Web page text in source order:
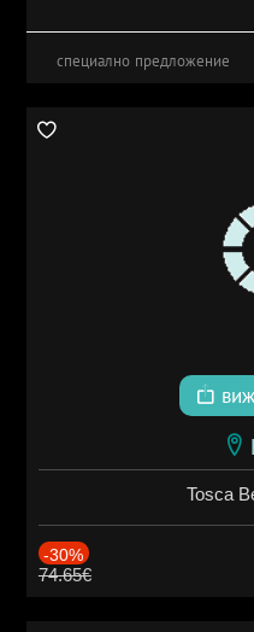
специално предложение
Tosca
-30%
74.65€